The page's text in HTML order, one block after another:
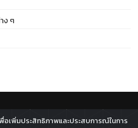
ง ๆ
อเพิ่มประสิทธิภาพและประสบการณ์ในการ